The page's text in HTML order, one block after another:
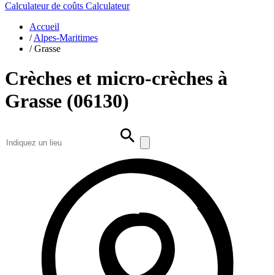
Calculateur de coûts Calculateur
Accueil
/ Alpes-Maritimes
/ Grasse
Crèches et micro-crèches à
Grasse (06130)